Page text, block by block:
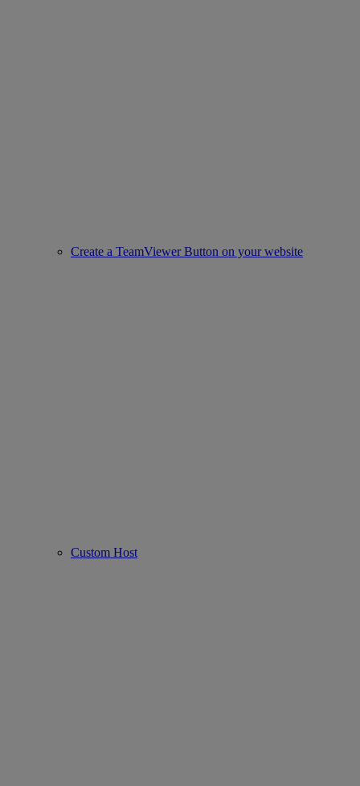
Create a TeamViewer Button on your website
Custom Host